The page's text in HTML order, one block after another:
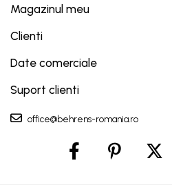
Magazinul meu
Clienti
Date comerciale
Suport clienti
office@behrens-romania.ro